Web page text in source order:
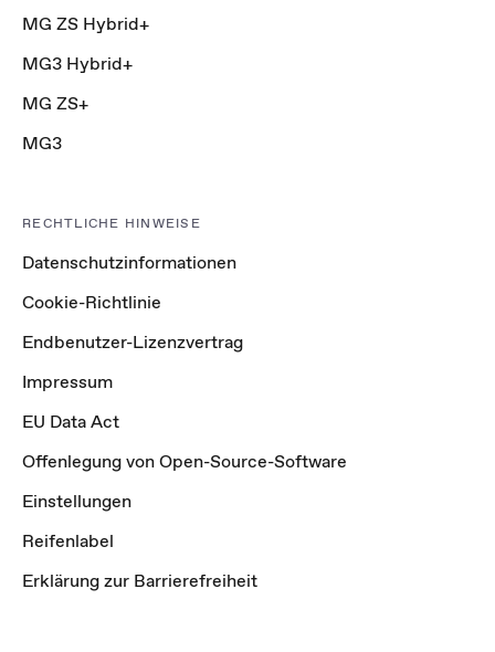
MG ZS Hybrid+
MG3 Hybrid+
MG ZS+
MG3
RECHTLICHE HINWEISE
Datenschutzinformationen
Cookie-Richtlinie
Endbenutzer-Lizenzvertrag
Impressum
EU Data Act
Offenlegung von Open-Source-Software
Einstellungen
Reifenlabel
Erklärung zur Barrierefreiheit